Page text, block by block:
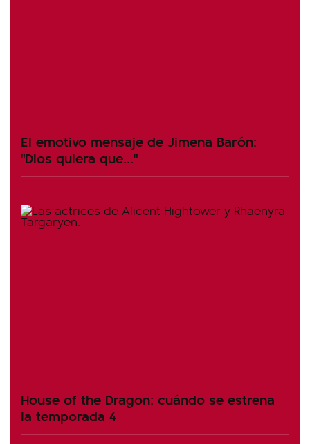
El emotivo mensaje de Jimena Barón:
"Dios quiera que..."
House of the Dragon: cuándo se estrena
la temporada 4